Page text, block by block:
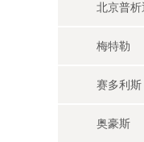
北京普析
梅特勒
赛多利斯
奥豪斯